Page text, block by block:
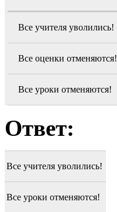
Все учителя уволились!
Все оценки отменяются!
Все уроки отменяются!
Ответ:
Все учителя уволились!
Все уроки отменяются!